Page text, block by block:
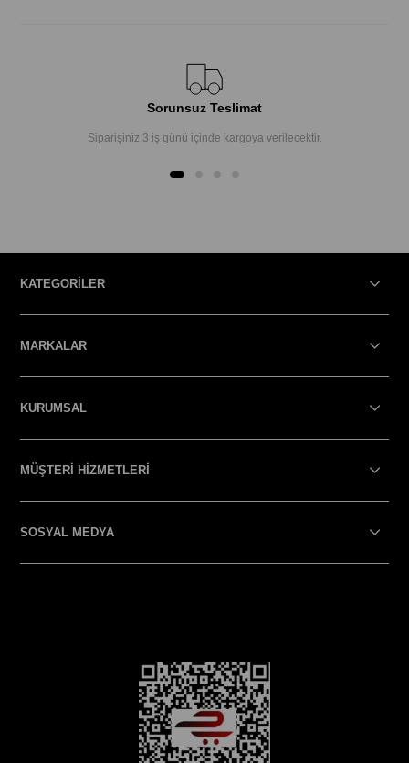
Sorunsuz Teslimat
Siparişiniz 3 iş günü içinde kargoya verilecektir.
KATEGORİLER
MARKALAR
KURUMSAL
MÜŞTERİ HİZMETLERİ
SOSYAL MEDYA